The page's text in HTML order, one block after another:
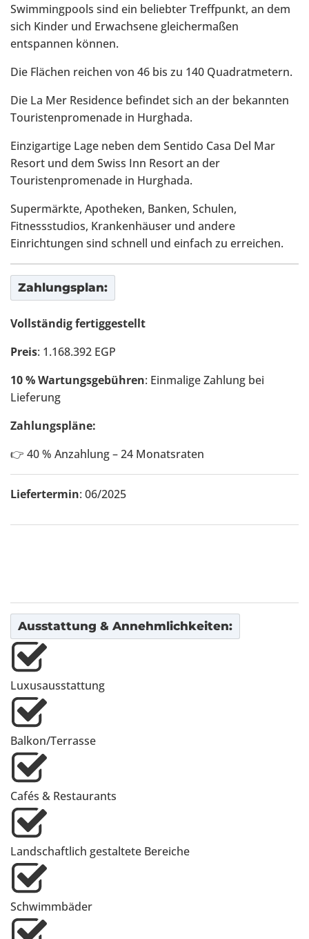
Swimmingpools sind ein beliebter Treffpunkt, an dem
sich Kinder und Erwachsene gleichermaßen
entspannen können.
Die Flächen reichen von 46 bis zu 140 Quadratmetern.
Die La Mer Residence befindet sich an der bekannten
Touristenpromenade in Hurghada.
Einzigartige Lage neben dem Sentido Casa Del Mar
Resort und dem Swiss Inn Resort an der
Touristenpromenade in Hurghada.
Supermärkte, Apotheken, Banken, Schulen,
Fitnessstudios, Krankenhäuser und andere
Einrichtungen sind schnell und einfach zu erreichen.
Zahlungsplan:
Vollständig fertiggestellt
Preis: 1.168.392 EGP
10 % Wartungsgebühren: Einmalige Zahlung bei
Lieferung
Zahlungspläne:
👉 40 % Anzahlung – 24 Monatsraten
Liefertermin: 06/2025
Ausstattung & Annehmlichkeiten:
Luxusausstattung
Balkon/Terrasse
Cafés & Restaurants
Landschaftlich gestaltete Bereiche
Schwimmbäder